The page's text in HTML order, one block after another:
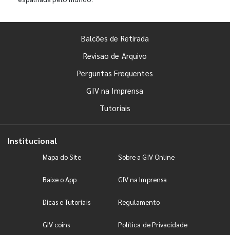
Balcões de Retirada
Revisão de Arquivo
Perguntas Frequentes
GIV na Imprensa
Tutoriais
Institucional
Mapa do Site Sobre a GIV Online
Baixe o App GIV na Imprensa
Dicas e Tutoriais Regulamento
GIV coins Política de Privacidade